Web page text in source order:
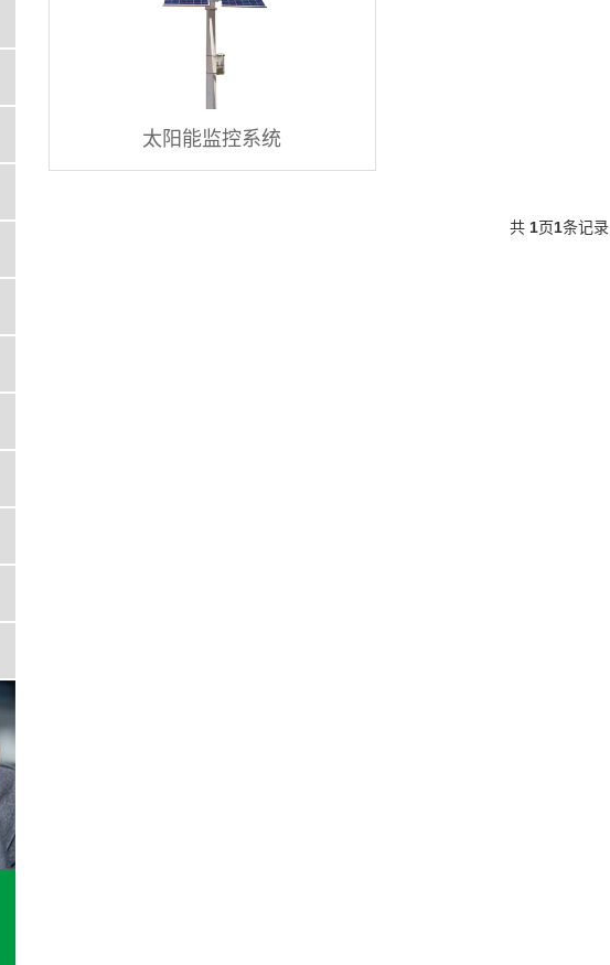
太阳能监控系统
共 1页1条记录